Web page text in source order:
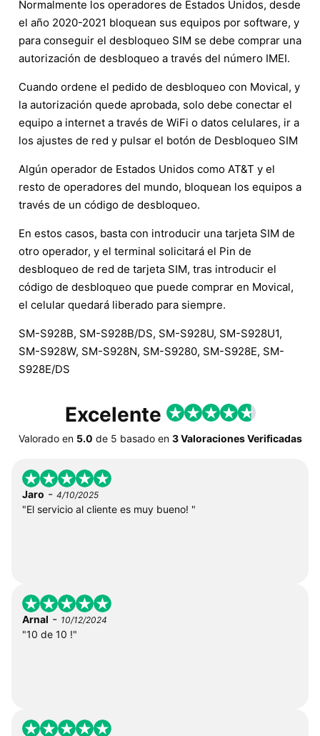
Normalmente los operadores de Estados Unidos, desde
el año 2020-2021 bloquean sus equipos por software, y
para conseguir el desbloqueo SIM se debe comprar una
autorización de desbloqueo a través del número IMEI.
Cuando ordene el pedido de desbloqueo con Movical, y
la autorización quede aprobada, solo debe conectar el
equipo a internet a través de WiFi o datos celulares, ir a
los ajustes de red y pulsar el botón de Desbloqueo SIM
Algún operador de Estados Unidos como AT&T y el
resto de operadores del mundo, bloquean los equipos a
través de un código de desbloqueo.
En estos casos, basta con introducir una tarjeta SIM de
otro operador, y el terminal solicitará el Pin de
desbloqueo de red de tarjeta SIM, tras introducir el
código de desbloqueo que puede comprar en Movical,
el celular quedará liberado para siempre.
SM-S928B, SM-S928B/DS, SM-S928U, SM-S928U1,
SM-S928W, SM-S928N, SM-S9280, SM-S928E, SM-
S928E/DS
Excelente
Valorado en 5.0 de 5 basado en 3 Valoraciones Verificadas
Jaro - 4/10/2025
"El servicio al cliente es muy bueno! "
Arnal - 10/12/2024
"10 de 10 !"